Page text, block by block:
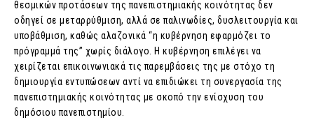
θεσμικών προτάσεων της πανεπιστημιακής κοινότητας δεν
οδηγεί σε μεταρρύθμιση, αλλά σε παλινωδίες, δυσλειτουργία και
υποβάθμιση, καθώς αλαζονικά “η κυβέρνηση εφαρμόζει το
πρόγραμμά της” χωρίς διάλογο. Η κυβέρνηση επιλέγει να
χειρίζεται επικοινωνιακά τις παρεμβάσεις της με στόχο τη
δημιουργία εντυπώσεων αντί να επιδιώκει τη συνεργασία της
πανεπιστημιακής κοινότητας με σκοπό την ενίσχυση του
δημόσιου πανεπιστημίου.